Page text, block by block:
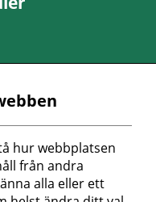
hur webbplatsen
från andra
alla eller ett